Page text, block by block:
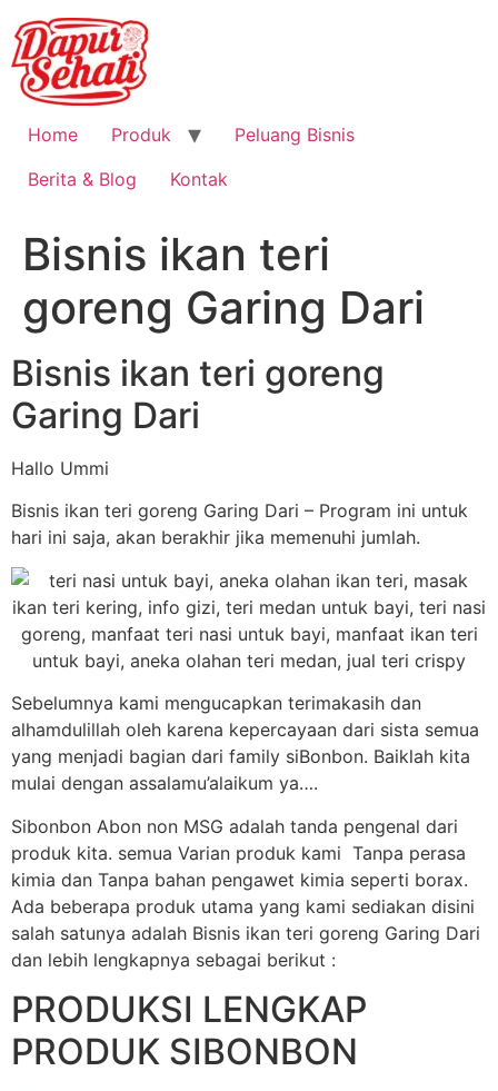
Home Produk
Peluang Bisnis
Berita & Blog
Kontak
Bisnis ikan teri
goreng Garing Dari
Bisnis ikan teri goreng
Garing Dari
Hallo Ummi
Bisnis ikan teri goreng Garing Dari – Program ini untuk
hari ini saja, akan berakhir jika memenuhi jumlah.
Sebelumnya kami mengucapkan terimakasih dan
alhamdulillah oleh karena kepercayaan dari sista semua
yang menjadi bagian dari family siBonbon. Baiklah kita
mulai dengan assalamu’alaikum ya….
Sibonbon Abon non MSG adalah tanda pengenal dari
produk kita. semua Varian produk kami Tanpa perasa
kimia dan Tanpa bahan pengawet kimia seperti borax.
Ada beberapa produk utama yang kami sediakan disini
salah satunya adalah Bisnis ikan teri goreng Garing Dari
dan lebih lengkapnya sebagai berikut :
PRODUKSI LENGKAP
PRODUK SIBONBON